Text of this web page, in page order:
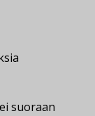
suoraan